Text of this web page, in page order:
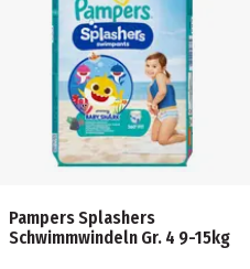
Pampers Splashers
Schwimmwindeln Gr. 4 9-15kg